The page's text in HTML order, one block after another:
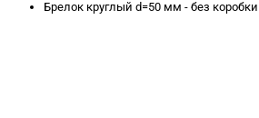
Брелок круглый d=50 мм - без коробки